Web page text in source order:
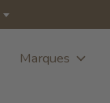
Marques